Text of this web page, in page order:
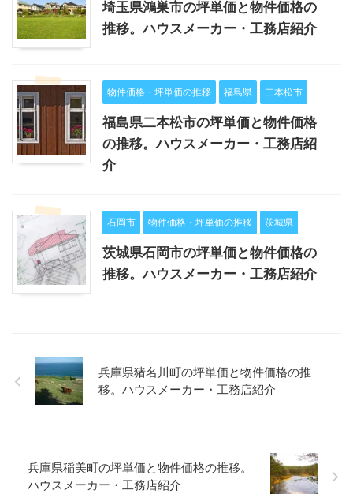
埼玉県鴻巣市の坪単価と物件価格の
推移。ハウスメーカー・工務店紹介
物件価格・坪単価の推移 福島県 二本松市
福島県二本松市の坪単価と物件価格
の推移。ハウスメーカー・工務店紹
介
石岡市 物件価格・坪単価の推移 茨城県
茨城県石岡市の坪単価と物件価格の
推移。ハウスメーカー・工務店紹介
兵庫県猪名川町の坪単価と物件価格の推
移。ハウスメーカー・工務店紹介
兵庫県稲美町の坪単価と物件価格の推移。
ハウスメーカー・工務店紹介